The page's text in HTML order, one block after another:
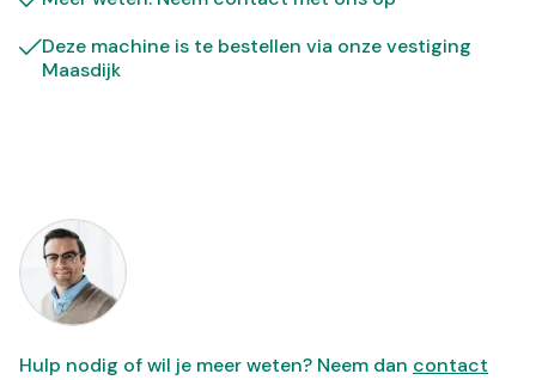
Deze machine is te bestellen via onze vestiging
Maasdijk
Hulp nodig of wil je meer weten? Neem dan contact